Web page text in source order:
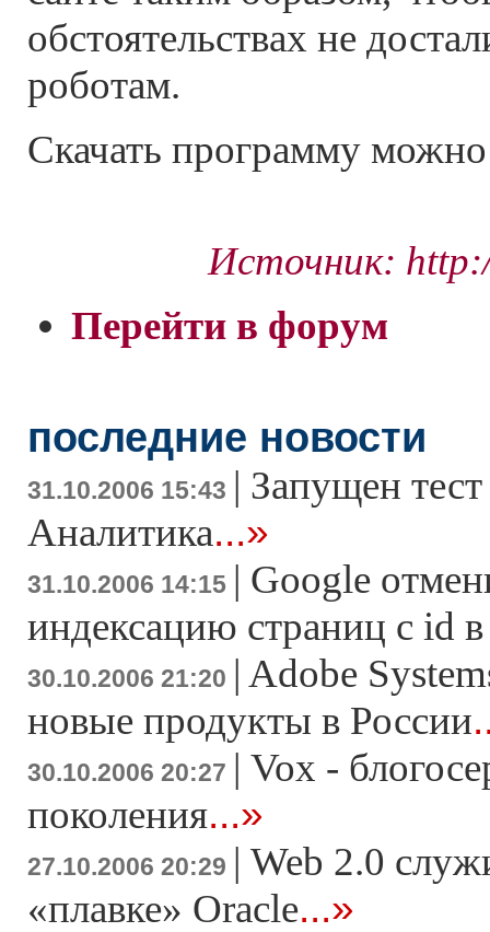
обстоятельствах не
роботам.
Скачать программу
Источник:
Перейти в форум
последние новости
31.10.2006 15:43 | Запущен
Аналитика...»
31.10.2006 14:15 | Google
индексацию страниц с id
30.10.2006 21:20 | Adobe
новые продукты в России
30.10.2006 20:27 | Vox -
поколения...»
27.10.2006 20:29 | Web 2.0
«плавке» Oracle...»